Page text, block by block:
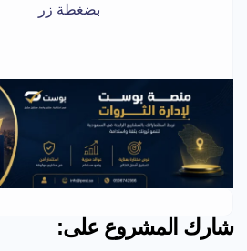
بضغطة زر
شارك المشروع على: